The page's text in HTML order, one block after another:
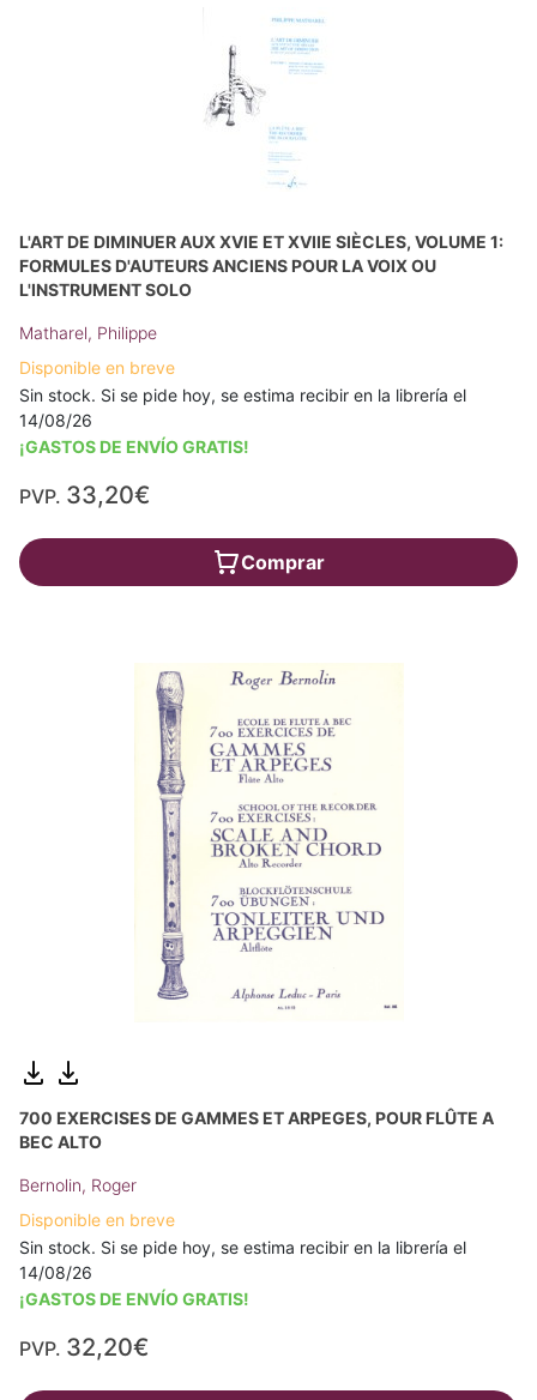
L'ART DE DIMINUER AUX XVIE ET XVIIE SIÈCLES, VOLUME 1:
FORMULES D'AUTEURS ANCIENS POUR LA VOIX OU
L'INSTRUMENT SOLO
Matharel, Philippe
Disponible en breve
Sin stock. Si se pide hoy, se estima recibir en la librería el
14/08/26
¡GASTOS DE ENVÍO GRATIS!
PVP. 33,20€
Comprar
700 EXERCISES DE GAMMES ET ARPEGES, POUR FLÛTE A
BEC ALTO
Bernolin, Roger
Disponible en breve
Sin stock. Si se pide hoy, se estima recibir en la librería el
14/08/26
¡GASTOS DE ENVÍO GRATIS!
PVP. 32,20€